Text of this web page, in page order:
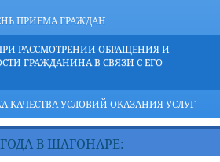
ПРИЕМА ГРАЖДАН
РАССМОТРЕНИИ ОБРАЩЕНИЯ И
ГРАЖДАНИНА В СВЯЗИ С ЕГО
КАЧЕСТВА УСЛОВИЙ ОКАЗАНИЯ УСЛУГ
В ШАГОНАРЕ: